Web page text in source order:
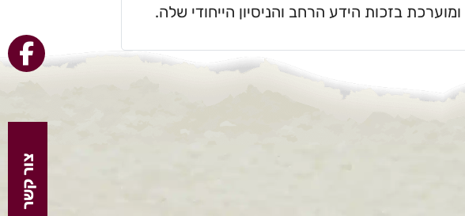
צור קשר
בזכות הידע הרחב והניסיון הייחודי שלה.